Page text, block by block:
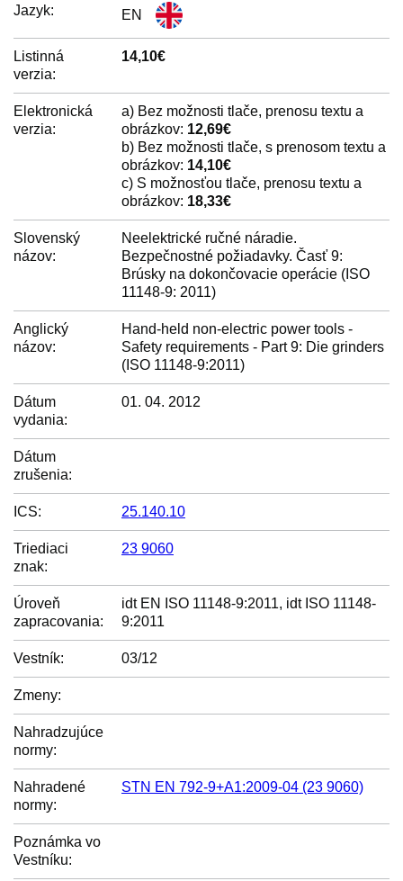
Jazyk: EN
Listinná
verzia:
14,10€
Elektronická
verzia:
a) Bez možnosti tlače, prenosu textu a
obrázkov: 12,69€
b) Bez možnosti tlače, s prenosom textu a
obrázkov: 14,10€
c) S možnosťou tlače, prenosu textu a
obrázkov: 18,33€
Slovenský
názov:
Neelektrické ručné náradie.
Bezpečnostné požiadavky. Časť 9:
Brúsky na dokončovacie operácie (ISO
11148-9: 2011)
Anglický
názov:
Hand-held non-electric power tools -
Safety requirements - Part 9: Die grinders
(ISO 11148-9:2011)
Dátum
vydania:
01. 04. 2012
Dátum
zrušenia:
ICS: 25.140.10
Triediaci
znak:
23 9060
Úroveň
zapracovania:
idt EN ISO 11148-9:2011, idt ISO 11148-
9:2011
Vestník: 03/12
Zmeny:
Nahradzujúce
normy:
Nahradené
normy:
STN EN 792-9+A1:2009-04 (23 9060)
Poznámka vo
Vestníku: